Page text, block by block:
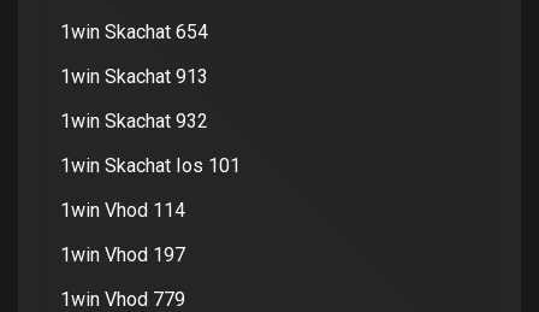
1win Skachat 654
1win Skachat 913
1win Skachat 932
1win Skachat Ios 101
1win Vhod 114
1win Vhod 197
1win Vhod 779